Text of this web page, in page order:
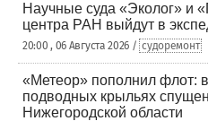
Научные суда «Эколог» и
центра РАН выйдут в
20:00 , 06 Августа 2026 / судоремонт
«Метеор» пополнил флот:
подводных крыльях
Нижегородской области